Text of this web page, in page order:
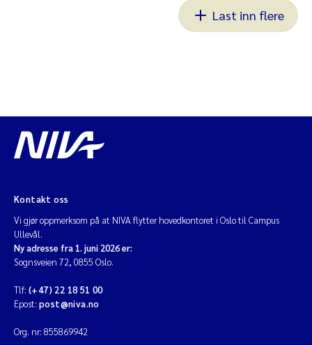
Last inn flere
Kontakt oss
Vi gjør oppmerksom på at NIVA flytter hovedkontoret i Oslo til Campus
Ullevål.
Ny adresse fra 1. juni 2026 er:
Sognsveien 72, 0855 Oslo.
Tlf: (+47) 22 18 51 00
Epost: post@niva.no
Org. nr: 855869942